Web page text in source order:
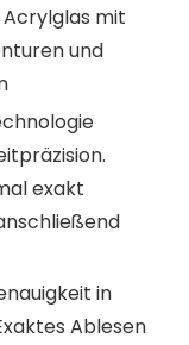
mit
und
exakt
in
Ablesen